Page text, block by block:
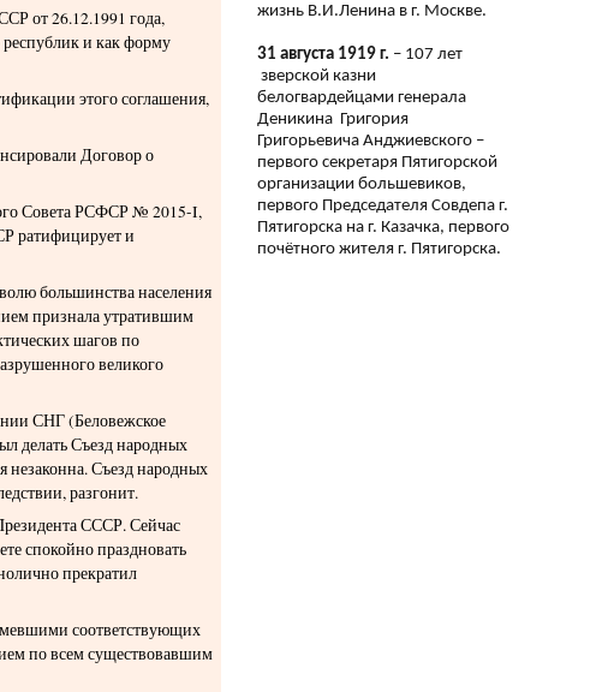
от 26.12.1991 года,
республик и как форму
этого соглашения,
Договор о
Совета РСФСР № 2015-I,
ратифицирует и
большинства населения
признала утратившим
шагов по
великого
СНГ (Беловежское
делать Съезд народных
незаконна. Съезд народных
разгонит.
СССР. Сейчас
спокойно праздновать
прекратил
соответствующих
по всем существовавшим
жизнь В.И.Ленина в г. Москве.
31 августа 1919 г. – 107 лет
зверской казни
белогвардейцами генерала
Деникина Григория
Григорьевича Анджиевского –
первого секретаря Пятигорской
организации большевиков,
первого Председателя Совдепа г.
Пятигорска на г. Казачка, первого
почётного жителя г. Пятигорска.